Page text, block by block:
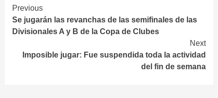
Continue
Reading
Previous
Se jugarán las revanchas de las semifinales de las
Divisionales A y B de la Copa de Clubes
Next
Imposible jugar: Fue suspendida toda la actividad
del fin de semana